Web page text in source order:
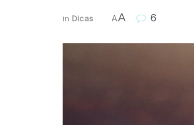
in Dicas AA 6